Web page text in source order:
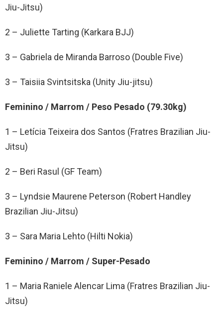
Jiu-Jitsu)
2 – Juliette Tarting (Karkara BJJ)
3 – Gabriela de Miranda Barroso (Double Five)
3 – Taisiia Svintsitska (Unity Jiu-jitsu)
Feminino / Marrom / Peso Pesado (79.30kg)
1 – Letícia Teixeira dos Santos (Fratres Brazilian Jiu-
Jitsu)
2 – Beri Rasul (GF Team)
3 – Lyndsie Maurene Peterson (Robert Handley
Brazilian Jiu-Jitsu)
3 – Sara Maria Lehto (Hilti Nokia)
Feminino / Marrom / Super-Pesado
1 – Maria Raniele Alencar Lima (Fratres Brazilian Jiu-
Jitsu)